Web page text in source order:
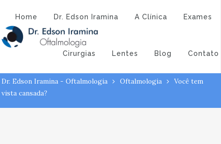
Home Dr. Edson Iramina A Clínica Exames
Cirurgias Lentes Blog Contato
Você tem vista
cansada?
Dr. Edson Iramina - Oftalmologia Oftalmologia
Você tem
vista cansada?